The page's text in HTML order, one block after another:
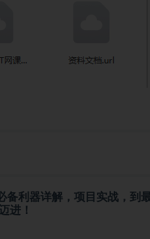
备利器详解，项目实战，到
进！